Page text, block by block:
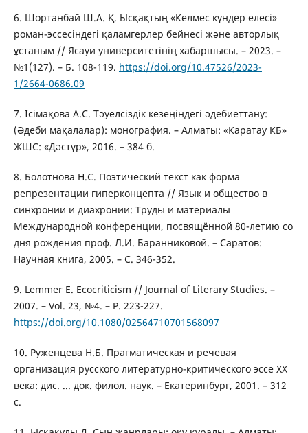
6. Шортанбай Ш.А. Қ. Ысқақтың «Келмес күндер елесі»
роман-эссесіндегі қаламгерлер бейнесі және авторлық
ұстаным // Ясауи университетінің хабаршысы. – 2023. –
№1(127). – Б. 108-119. https://doi.org/10.47526/2023-
1/2664-0686.09
7. Ісімақова А.С. Тәуелсіздік кезеңіндегі әдебиеттану:
(Әдеби мақалалар): монография. – Алматы: «Каратау КБ»
ЖШС: «Дәстүр», 2016. – 384 б.
8. Болотнова Н.С. Поэтический текст как форма
репрезентации гиперконцепта // Язык и общество в
синхронии и диахронии: Труды и материалы
Международной конференции, посвящённой 80-летию со
дня рождения проф. Л.И. Баранниковой. – Саратов:
Научная книга, 2005. – С. 346-352.
9. Lemmer E. Ecocriticism // Journal of Literary Studies. –
2007. – Vol. 23, №4. – P. 223-227.
https://doi.org/10.1080/02564710701568097
10. Руженцева Н.Б. Прагматическая и речевая
организация русского литературно-критического эссе XX
века: дис. ... док. филол. наук. – Екатеринбург, 2001. – 312
с.